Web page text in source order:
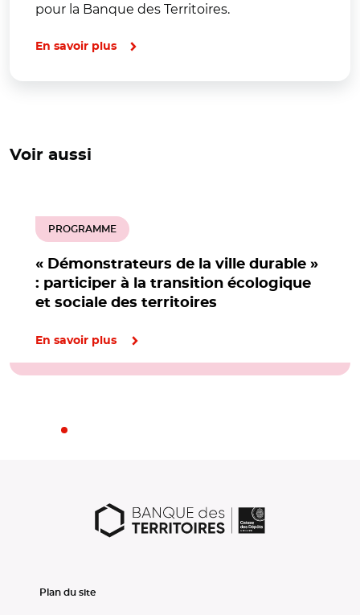
pour la Banque des Territoires.
En savoir plus
Voir aussi
« Démonstrateurs de la ville durable »
: participer à la transition écologique
et sociale des territoires
PROGRAMME
En savoir plus
Plan du site